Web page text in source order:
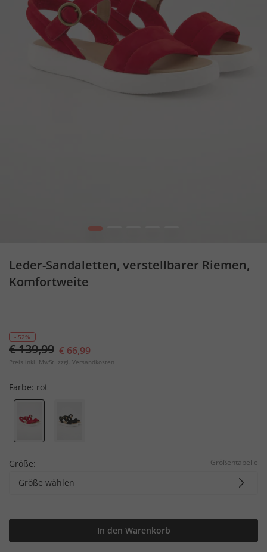
1
Leder-Sandaletten, verstellbarer Riemen,
Komfortweite
- 52%
€ 139,99 € 66,99
Preis inkl. MwSt. zzgl. Versandkosten
Farbe: rot
Größe: Größentabelle
Größe wählen
In den Warenkorb